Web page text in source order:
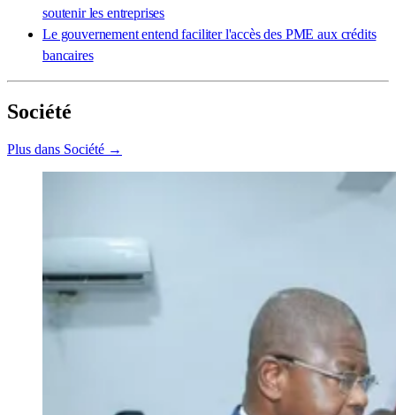
soutenir les entreprises
Le gouvernement entend faciliter l'accès des PME aux crédits
bancaires
Société
Plus dans Société →